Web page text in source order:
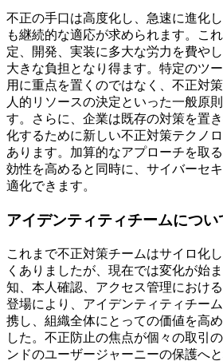
不正の手口は高度化し、急速に進化
も継続的な適応が求められます。こ
定、開発、実装に多大な労力を費や
大きな負担となり得ます。特定のツ
用に重点を置くのではなく、不正対
人的リソースの決定といった一般原
す。さらに、企業は既存の対策を置
化するために新しい不正対策テクノ
あります。加算的なアプローチを取
効性を高めると同時に、サイバーセ
適化できます。
アイデンティティチームについ
これまで不正対策チームはサイロ化
くありましたが、現在では変化が始
知、本人確認、アクセス管理におけ
登場により、アイデンティティチー
携し、組織全体にとっての価値を高
した。不正防止の焦点が個々の取引
ンドのユーザージャーニーの保護へ